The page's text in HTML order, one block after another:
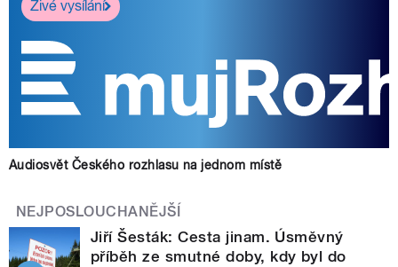
Živé vysílání
Audiosvět Českého rozhlasu na jednom místě
NEJPOSLOUCHANĚJŠÍ
Jiří Šesták: Cesta jinam. Úsměvný
příběh ze smutné doby, kdy byl do